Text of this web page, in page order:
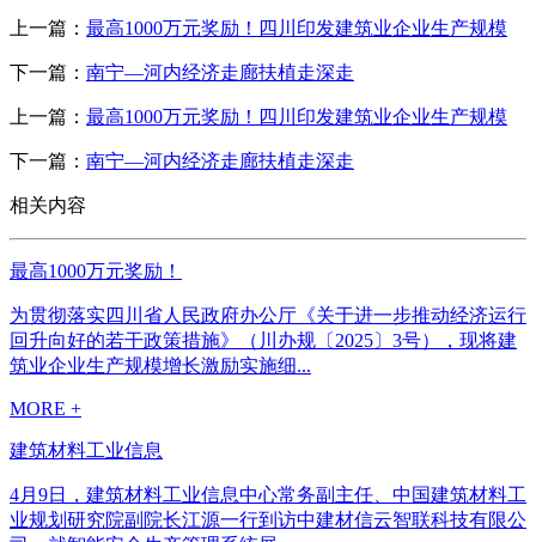
上一篇： 最高1000万元奖励！四川印发建筑业企业生产规模
下一篇： 南宁—河内经济走廊扶植走深走
上一篇： 最高1000万元奖励！四川印发建筑业企业生产规模
下一篇： 南宁—河内经济走廊扶植走深走
相关内容
最高1000万元奖励！
为贯彻落实四川省人民政府办公厅《关于进一步推动经济运行
回升向好的若干政策措施》（川办规〔2025〕3号），现将建
筑业企业生产规模增长激励实施细...
MORE +
建筑材料工业信息
4月9日，建筑材料工业信息中心常务副主任、中国建筑材料工
业规划研究院副院长江源一行到访中建材信云智联科技有限公